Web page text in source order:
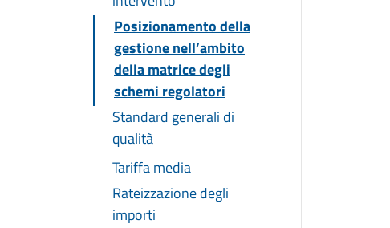
Posizionamento della
gestione nell’ambito
della matrice degli
schemi regolatori
Standard generali di
qualità
Tariffa media
Rateizzazione degli
importi